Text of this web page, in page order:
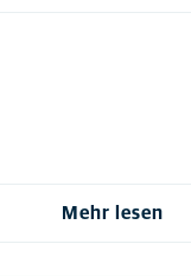
Mehr lesen